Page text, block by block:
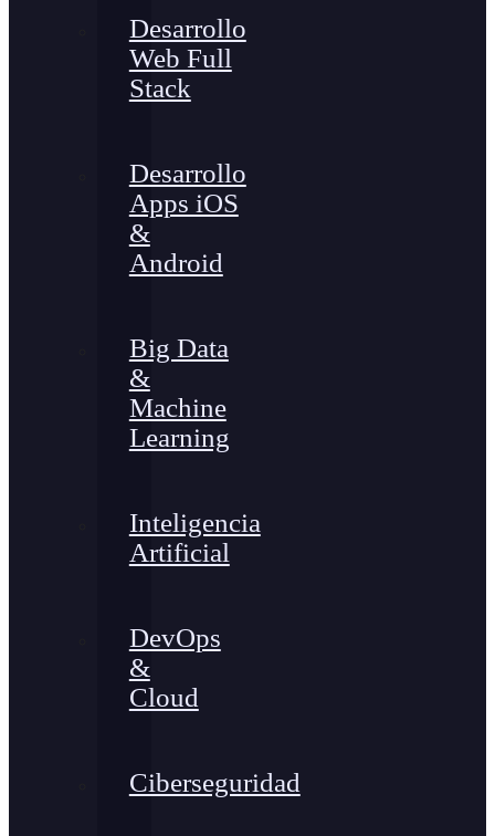
Desarrollo
Web Full
Stack
Desarrollo
Apps iOS
&
Android
Big Data
&
Machine
Learning
Inteligencia
Artificial
DevOps
&
Cloud
Ciberseguridad